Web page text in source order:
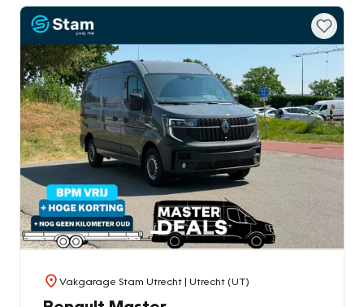
Vakgarage Stam Utrecht| Utrecht (UT)